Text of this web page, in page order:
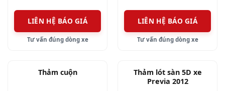
các băng ghế, đáy có các nút gài gia cố thêm cho
bộ thảm.
Thảm 6D có đáy là bộ thảm 5D được trang bị
thêm lớp rối trên bề mặt, nhằm tăng thêm tính
LIÊN HỆ BÁO GIÁ
Tư vấn đúng dòng xe
LIÊN HỆ BÁO GIÁ
Tư vấn đúng dòng xe
Thảm cuộn
Thảm lót sàn 5D xe
Previa 2012